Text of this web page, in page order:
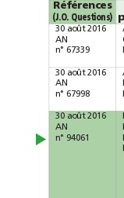
Références
(J.O. Questions)
30août 2016
AN
n°67339
30août 2016
AN
n°67998
30août
2016
AN
n°94061
▲